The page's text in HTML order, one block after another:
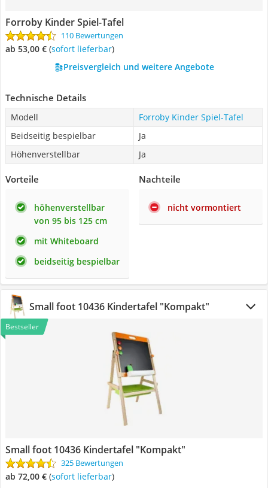
Forroby Kinder Spiel-Tafel
110 Bewertungen
ab 53,00 € ( Sofort lieferbar)
Preisvergleich und weitere Angebote
Technische Details
Modell
Forroby Kinder Spiel-Tafel
Beidseitig bespielbar
Ja
Höhenverstellbar
Ja
Vorteile
höhenverstellbar
von 95 bis 125 cm
mit Whiteboard
beidseitig bespielbar
Nachteile
nicht vormontiert
Small foot 10436 Kindertafel "Kompakt"
Bestseller
Small foot 10436 Kindertafel "Kompakt"
325 Bewertungen
ab 72,00 € ( Sofort lieferbar)